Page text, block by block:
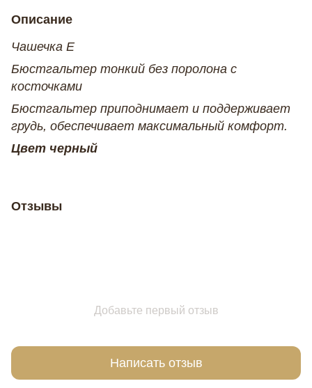
Описание
Чашечка Е
Бюстгальтер тонкий без поролона с
косточками
Бюстгальтер приподнимает и поддерживает
грудь, обеспечивает максимальный комфорт.
Цвет черный
Отзывы
Добавьте первый отзыв
Написать отзыв